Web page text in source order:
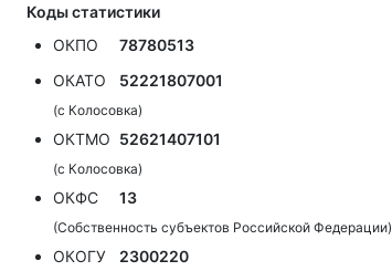
Коды статистики
ОКПО
78780513
ОКАТО
52221807001
(с Колосовка)
ОКТМО 52621407101
(с Колосовка)
ОКФС 13
(Собственность субъектов Российской Федерации)
ОКОГУ 2300220